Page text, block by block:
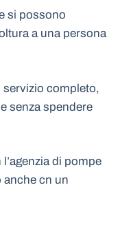
si possono
a una persona
servizio completo,
senza spendere
di pompe
cn un